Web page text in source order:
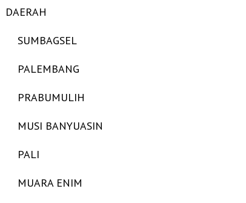
DAERAH
SUMBAGSEL
PALEMBANG
PRABUMULIH
MUSI BANYUASIN
PALI
MUARA ENIM